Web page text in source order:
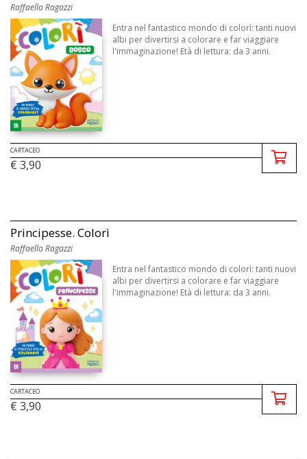
Raffaello Ragazzi
Entra nel fantastico mondo di colorì: tanti nuovi
albi per divertirsi a colorare e far viaggiare
l'immaginazione! Età di lettura: da 3 anni.
CARTACEO
€ 3,90
Principesse. Colorì
Raffaello Ragazzi
Entra nel fantastico mondo di colorì: tanti nuovi
albi per divertirsi a colorare e far viaggiare
l'immaginazione! Età di lettura: da 3 anni.
CARTACEO
€ 3,90